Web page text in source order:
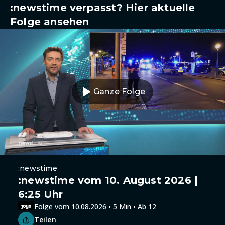
:newstime verpasst? Hier aktuelle
Folge ansehen
Ganze Folge
:newstime
:newstime vom 10. August 2026 |
6:25 Uhr
Folge vom 10.08.2026 • 5 Min • Ab 12
Teilen